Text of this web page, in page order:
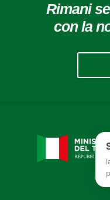
Rimani
con la